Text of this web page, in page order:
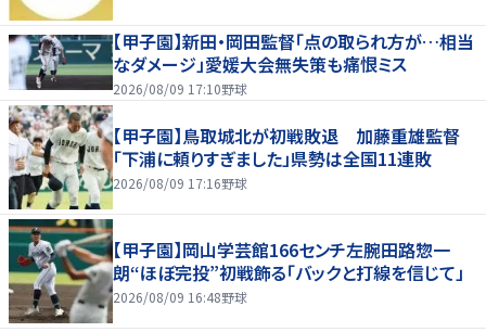
【甲子園】新田・岡田監督「点の取られ方が…相当
なダメージ」愛媛大会無失策も痛恨ミス
2026/08/09 17:10野球
【甲子園】鳥取城北が初戦敗退 加藤重雄監督
「下浦に頼りすぎました」県勢は全国11連敗
2026/08/09 17:16野球
【甲子園】岡山学芸館166センチ左腕田路惣一
朗“ほぼ完投”初戦飾る「バックと打線を信じて」
2026/08/09 16:48野球